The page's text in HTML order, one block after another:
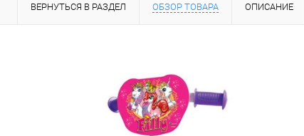
ВЕРНУТЬСЯ В РАЗДЕЛ ОБЗОР ТОВАРА ОПИСАНИЕ